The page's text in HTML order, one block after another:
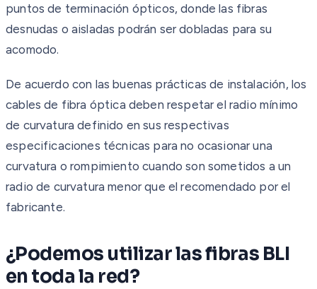
puntos de terminación ópticos, donde las fibras
desnudas o aisladas podrán ser dobladas para su
acomodo.
De acuerdo con las buenas prácticas de instalación, los
cables de fibra óptica deben respetar el radio mínimo
de curvatura definido en sus respectivas
especificaciones técnicas para no ocasionar una
curvatura o rompimiento cuando son sometidos a un
radio de curvatura menor que el recomendado por el
fabricante.
¿Podemos utilizar las fibras BLI
en toda la red?